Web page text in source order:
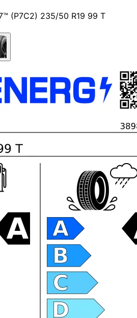
(P7C2) 235/50 R19 99 T